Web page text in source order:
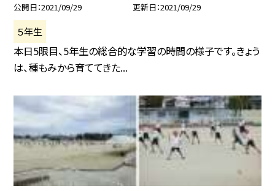
公開日 2021/09/29 更新日 2021/09/29
５年生
本日5限目、5年生の総合的な学習の時間の様子です。きょう
は、種もみから育ててきた...